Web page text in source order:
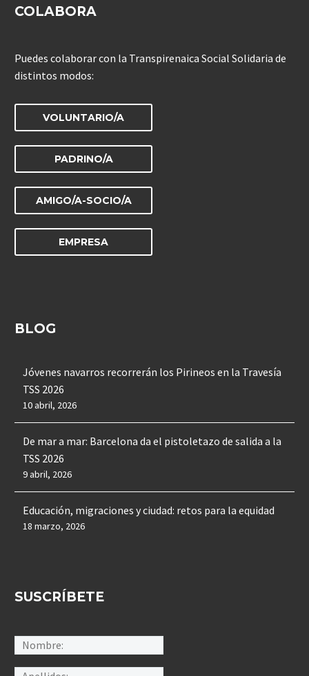
COLABORA
Puedes colaborar con la Transpirenaica Social Solidaria de
distintos modos:
VOLUNTARIO/A
PADRINO/A
AMIGO/A-SOCIO/A
EMPRESA
BLOG
Jóvenes navarros recorrerán los Pirineos en la Travesía
TSS 2026
10 abril, 2026
De mar a mar: Barcelona da el pistoletazo de salida a la
TSS 2026
9 abril, 2026
Educación, migraciones y ciudad: retos para la equidad
18 marzo, 2026
SUSCRÍBETE